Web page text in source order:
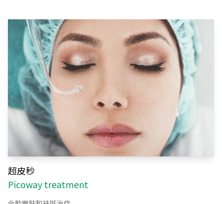
超皮秒
Picoway treatment